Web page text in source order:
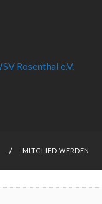
MITGLIED WERDEN